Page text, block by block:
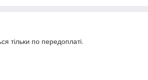
тільки по передоплаті.